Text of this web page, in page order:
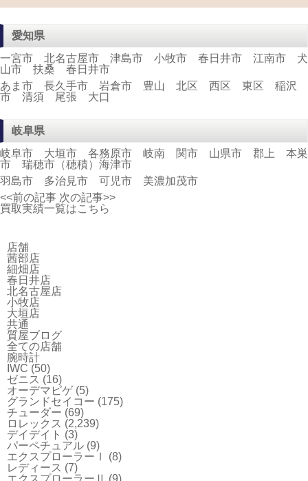
愛知県
一宮市 北名古屋市 津島市 小牧市 春日井市 江南市 犬
山市 扶桑 春日井市
あま市 長久手市 岩倉市 豊山 北区 西区 東区 稲沢
市 清須 尾張 大口
岐阜県
岐阜市 大垣市 各務原市 岐南 関市 山県市 郡上 本巣
市 瑞穂市（穂積）海津市
羽島市 多治見市 可児市 美濃加茂市
<<前の記事 次の記事>>
買取実績一覧はこちら
店舗
茜部店
細畑店
春日井店
北名古屋店
小牧店
大垣店
共通
質屋ブログ
全ての店舗
腕時計
IWC (50)
ゼニス (16)
オーデマピゲ(5)
グランドセイコー (175)
チューダー (69)
ロレックス (2,239)
デイデイト (3)
パーペチュアル (9)
エクスプローラーⅠ
(8)
レディース (7)